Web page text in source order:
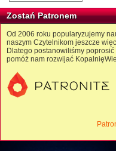
Zostań Patronem
Od 2006 roku popularyzujemy
naszym Czytelnikom jeszcze
Dlatego postanowiliśmy
pomóż nam rozwijać